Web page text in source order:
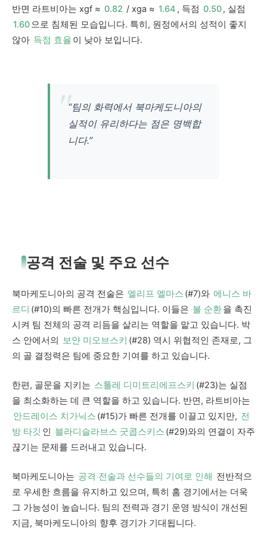
반면 라트비아는 xgf ≈ 0.82 / xga ≈ 1.64 , 득점 0.50, 실점
1.60으로 침체된 모습입니다. 특히, 원정에서의 성적이 좋지
않아 득점 효율 이 낮아 보입니다.
“팀의 화력에서 북마케도니아의
실적이 유리하다는 점은 명백합
니다.”
공격 전술 및 주요 선수
북마케도니아의 공격 전술은 엘리프 엘마스 (#7)와 에니스 바
르디 (#10)의 빠른 전개가 핵심입니다. 이들은 볼 순환을 촉진
시켜 팀 전체의 공격 리듬을 살리는 역할을 맡고 있습니다. 박
스 안에서의 보얀 미오브스키 (#28) 역시 위협적인 존재로, 그
의 골 결정력은 팀에 중요한 기여를 하고 있습니다.
한편, 골문을 지키는 스톨레 디미트리에프스키 (#23)는 실점
을 최소화하는 데 큰 역할을 하고 있습니다. 반면, 라트비아는
안드레이스 치가닉스 (#15)가 빠른 전개를 이끌고 있지만, 전
방 타깃 인 블라디슬라브스 굿콥스키스 (#29)와의 연결이 자주
끊기는 문제를 드러내고 있습니다.
북마케도니아는 공격 전술과 선수들의 기여로 인해 전반적으
로 우세한 흐름을 유지하고 있으며, 특히 홈 경기에서는 더욱
그 가능성이 높습니다. 팀의 전력과 경기 운영 방식이 개선된
지금, 북마케도니아의 향후 경기가 기대됩니다.